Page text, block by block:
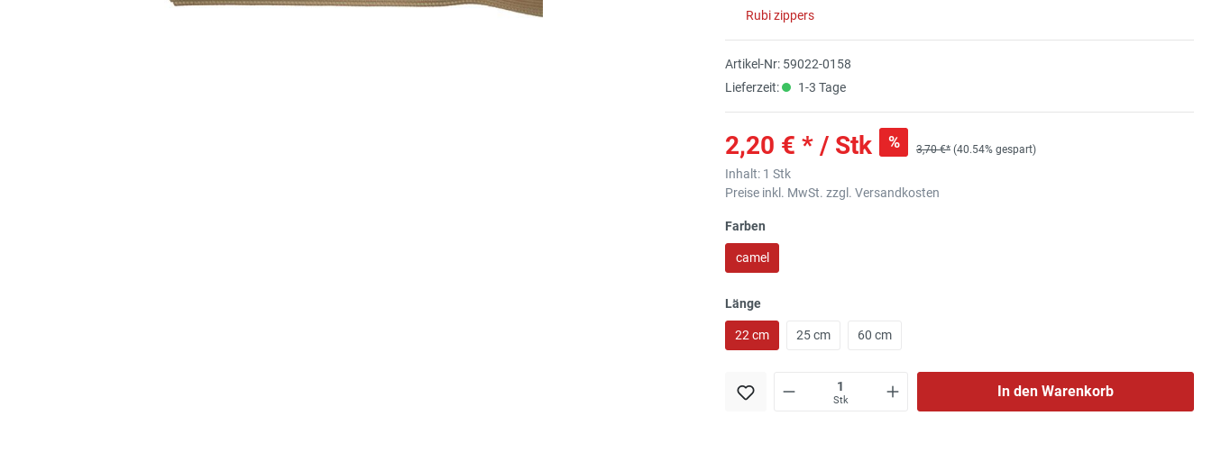
Rubi zippers
Artikel-Nr: 59022-0158
Lieferzeit:
1-3 Tage
2,20 € * / Stk % 3,70 €* (40.54% gespart)
Inhalt: 1 Stk
Preise inkl. MwSt. zzgl. Versandkosten
Farben
camel
Länge
22 cm 25 cm 60 cm
Stk
In den Warenkorb